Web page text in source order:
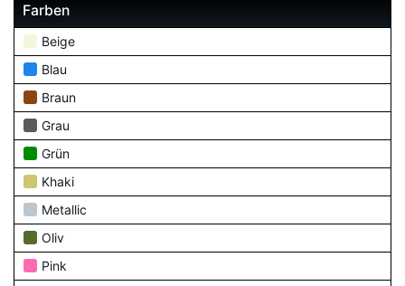
Farben
Beige
Blau
Braun
Grau
Grün
Khaki
Metallic
Oliv
Pink